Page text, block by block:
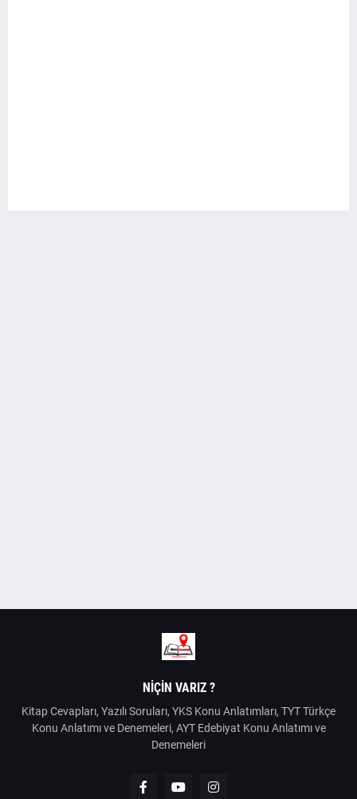
NIÇIN VARIZ ?
Kitap Cevapları, Yazılı Soruları, YKS Konu Anlatımları, TYT Türkçe
Konu Anlatımı ve Denemeleri, AYT Edebiyat Konu Anlatımı ve
Denemeleri